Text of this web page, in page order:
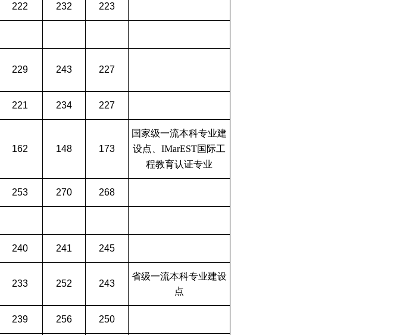
222 232 223
229 243 227
221 234 227
162 148 173
国家级一流本科专业建
设点、 IMarEST国际工
程教育认证专业
253 270 268
240 241 245
233 252 243
省级一流本科专业建设
点
239 256 250